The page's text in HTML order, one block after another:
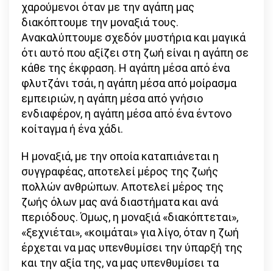
χαρούμενοι όταν με την αγάπη μας
διακόπτουμε την μοναξιά τους.
Ανακαλύπτουμε σχεδόν μυστήρια και μαγικά
ότι αυτό που αξίζει στη ζωή είναι η αγάπη σε
κάθε της έκφραση. Η αγάπη μέσα από ένα
φλυτζάνι τσάι, η αγάπη μέσα από μοίρασμα
εμπειριών, η αγάπη μέσα από γνήσιο
ενδιαφέρον, η αγάπη μέσα από ένα έντονο
κοίταγμα ή ένα χάδι.
Η μοναξιά, με την οποία καταπιάνεται η
συγγραφέας, αποτελεί μέρος της ζωής
πολλών ανθρώπων. Αποτελεί μέρος της
ζωής όλων μας ανά διαστήματα και ανά
περιόδους. Όμως, η μοναξιά «διακόπτεται»,
«ξεχνιέται», «κοιμάται» για λίγο, όταν η ζωή
έρχεται να μας υπενθυμίσει την ύπαρξή της
και την αξία της, να μας υπενθυμίσει τα